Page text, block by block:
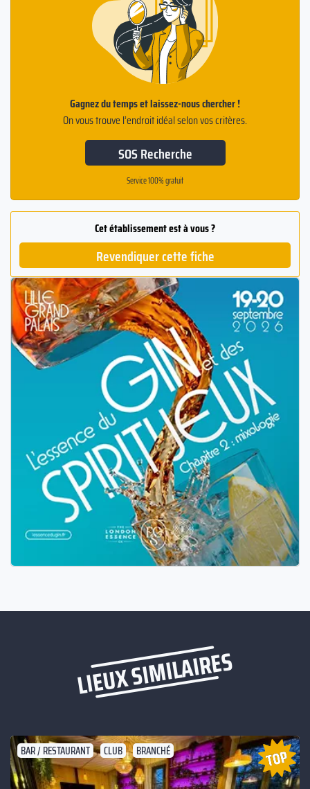
Gagnez du temps et laissez-nous chercher !
On vous trouve l’endroit idéal selon vos critères.
SOS Recherche
Service 100% gratuit
Cet établissement est à vous ?
Revendiquer cette fiche
LIEUX SIMILAIRES
BAR / RESTAURANT CLUB BRANCHÉ